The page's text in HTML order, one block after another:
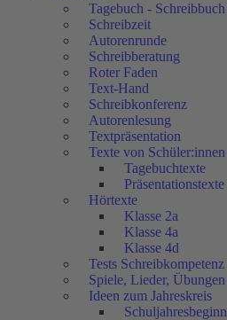
Tagebuch - Schreibbuch
Schreibzeit
Autorenrunde
Schreibberatung
Roter Faden
Text-Hand
Schreibkonferenz
Autorenlesung
Textpräsentation
Texte von Schüler:innen
Tagebuchtexte
Präsentationstexte
Hörtexte
Klasse 2a
Klasse 4a
Klasse 4d
Tests Schreibkompetenz
Spiele, Lieder, Übungen
Ideen zum Jahreskreis
Schuljahresbeginn